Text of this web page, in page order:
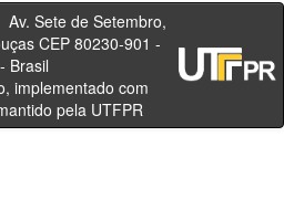
de Setembro,
CEP 80230-901 -
- PR - Brasil
implementado com
pela UTFPR